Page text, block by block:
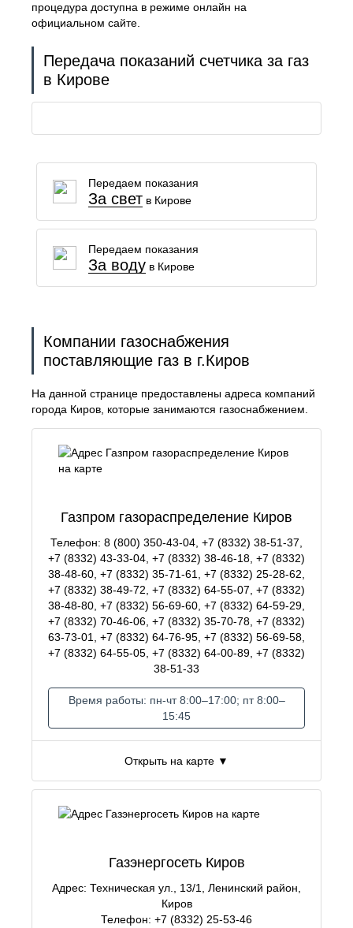
процедура доступна в режиме онлайн на
официальном сайте.
Передача показаний счетчика за газ
в Кирове
Передаем показания
За светв Кирове
Передаем показания
За водув Кирове
Компании газоснабжения
поставляющие газ в г.Киров
На данной странице предоставлены адреса компаний
города Киров, которые занимаются газоснабжением.
Открыть на карте ▼
Газпром газораспределение Киров
Телефон: 8 (800) 350-43-04, +7 (8332) 38-51-37,
+7 (8332) 43-33-04, +7 (8332) 38-46-18, +7 (8332)
38-48-60, +7 (8332) 35-71-61, +7 (8332) 25-28-62,
+7 (8332) 38-49-72, +7 (8332) 64-55-07, +7 (8332)
38-48-80, +7 (8332) 56-69-60, +7 (8332) 64-59-29,
+7 (8332) 70-46-06, +7 (8332) 35-70-78, +7 (8332)
63-73-01, +7 (8332) 64-76-95, +7 (8332) 56-69-58,
+7 (8332) 64-55-05, +7 (8332) 64-00-89, +7 (8332)
38-51-33
Время работы: пн-чт 8:00–17:00; пт 8:00–
15:45
Газэнергосеть Киров
Адрес: Техническая ул., 13/1, Ленинский район,
Киров
Телефон: +7 (8332) 25-53-46